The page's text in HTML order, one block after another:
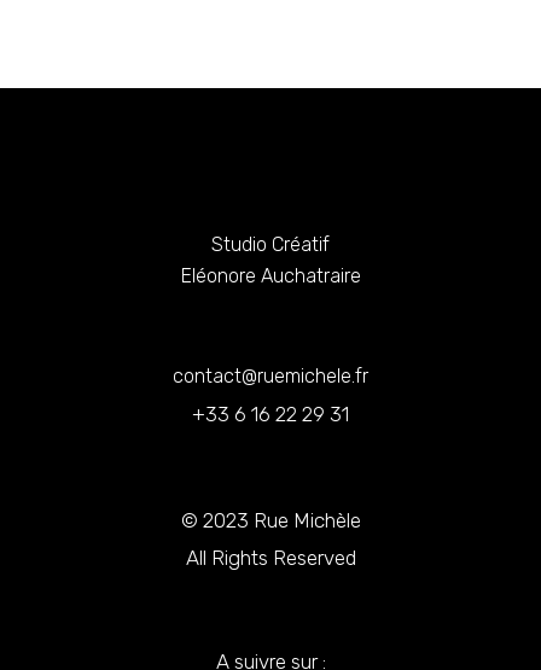
Studio Créatif
Eléonore Auchatraire
contact@ruemichele.fr
+33 6 16 22 29 31
© 2023 Rue Michèle
All Rights Reserved
A suivre sur :